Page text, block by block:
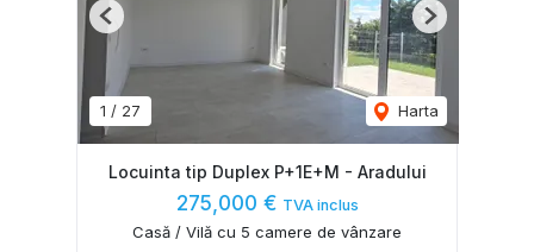
1 / 27 Harta
Previous Next
Locuinta tip Duplex P+1E+M - Aradului
275,000 € TVA inclus
Casă / Vilă cu 5 camere de vânzare